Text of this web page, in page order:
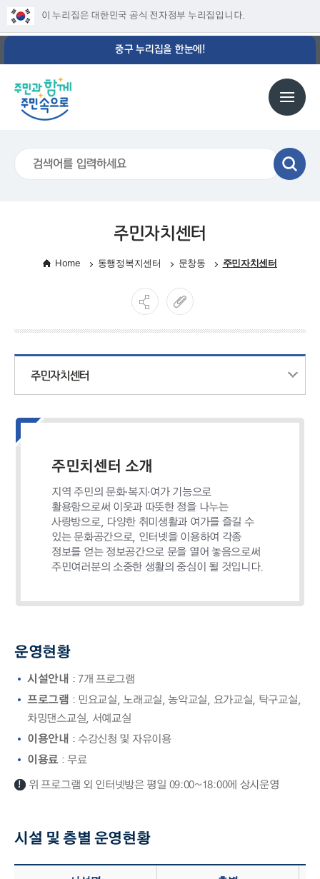
이 누리집은 대한민국 공식 전자정부 누리집입니다.
중구 누리집을 한눈에!
주민자치센터
Home 동행정복지센터 문창동 주민자치센터
주민자치센터
주민치센터 소개
지역 주민의 문화·복지·여가 기능으로
활용함으로써 이웃과 따뜻한 정을 나누는
사랑방으로, 다양한 취미생활과 여가를 즐길 수
있는 문화공간으로, 인터넷을 이용하여 각종
정보를 얻는 정보공간으로 문을 열어 놓음으로써
주민여러분의 소중한 생활의 중심이 될 것입니다.
운영현황
시설안내 : 7개 프로그램
프로그램 : 민요교실, 노래교실, 농악교실, 요가교실, 탁구교실,
차밍댄스교실, 서예교실
이용안내 : 수강신청 및 자유이용
이용료 : 무료
위 프로그램 외 인터넷방은 평일 09:00~18:00에 상시운영
시설 및 층별 운영현황
시설 및 층별 운영현황 - 시설명, 층별, 규모(㎡), 시설내역 정보 제공